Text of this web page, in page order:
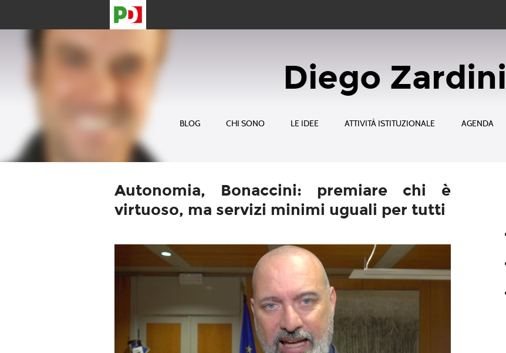
Diego Zardini
BLOG CHI SONO LE IDEE ATTIVITÀ ISTITUZIONALE AGENDA
Autonomia, Bonaccini: premiare chi è
virtuoso, ma servizi minimi uguali per tutti